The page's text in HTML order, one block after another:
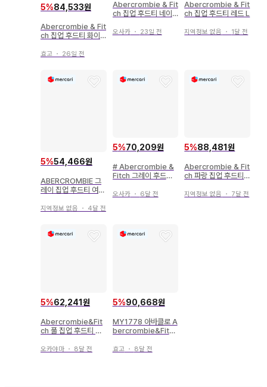
5%84,533원
Abercrombie & Fit
ch 집업 후드티 화이
효고 ・ 26일 전
Abercrombie & Fit
ch 집업 후드티 네이
오사카・ 23일 전
Abercrombie & Fit
ch 집업 후드티 레드 L
지역정보 없음 ・ 1달 전
5%54,466원
ABERCROMBIE 그
레이 집업 후드티 여성
지역정보 없음 ・ 4달 전
5%70,209원
# Abercrombie &
Fitch 그레이 후드티
오사카・ 6달 전
5%88,481원
Abercrombie & Fit
ch 파랑 집업 후드티
지역정보 없음 ・ 7달 전
5%62,241원
Abercrombie&Fit
ch 풀 집업 후드티 네
오카야마 ・ 8달 전
5%90,668원
MY1778 아바클로 A
bercrombie&Fitch
효고・ 8달 전